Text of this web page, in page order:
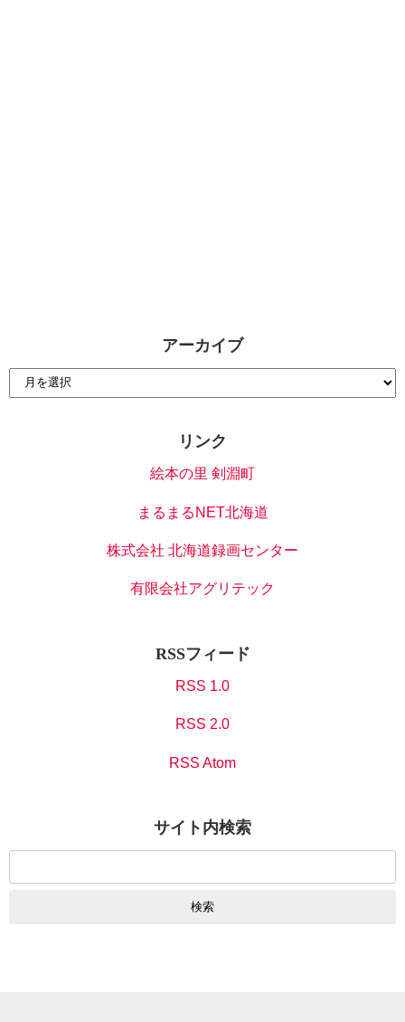
アーカイブ
リンク
絵本の里 剣淵町
まるまるNET北海道
株式会社 北海道録画センター
有限会社アグリテック
RSSフィード
RSS 1.0
RSS 2.0
RSS Atom
サイト内検索